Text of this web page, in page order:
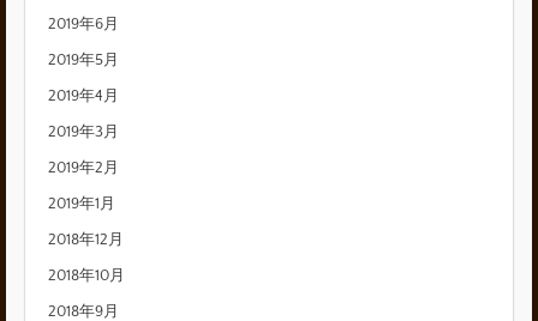
2019年6月
2019年5月
2019年4月
2019年3月
2019年2月
2019年1月
2018年12月
2018年10月
2018年9月